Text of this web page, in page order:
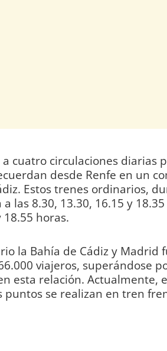
cuatro circulaciones diarias
desde Renfe en un
Estos trenes ordinarios,
las 8.30, 13.30, 16.15 y
18.55 horas.
la Bahía de Cádiz y Madrid
viajeros, superándose
esta relación. Actualmente,
se realizan en tren